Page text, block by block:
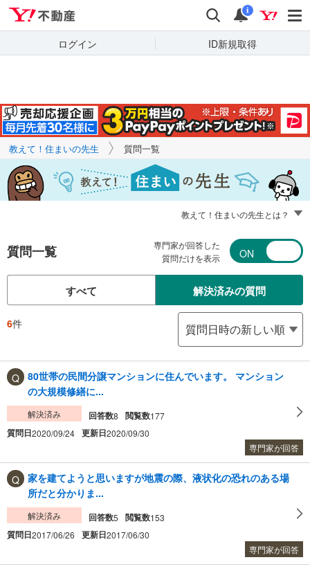
検索 通知
i
ログイン ID新規取得
キーワードで
質問を探す
教えて！住まいの先生 質問一覧
教えて！住まいの先生とは？
質問一覧
専門家が回答した
質問だけを表示
すべて 解決済みの質問
6件
80世帯の民間分譲マンションに住んでいます。 マンション
の大規模修繕に...
解決済み 回答数8 閲覧数177
質問日2020/09/24 更新日2020/09/30
専門家が回答
家を建てようと思いますが地震の際、液状化の恐れのある場
所だと分かりま...
解決済み 回答数5 閲覧数153
質問日2017/06/26 更新日2017/06/30
専門家が回答